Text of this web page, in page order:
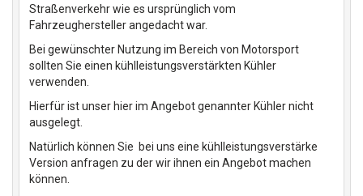
Straßenverkehr wie es ursprünglich vom
Fahrzeughersteller angedacht war.
Bei gewünschter Nutzung im Bereich von Motorsport
sollten Sie einen kühlleistungsverstärkten Kühler
verwenden.
Hierfür ist unser hier im Angebot genannter Kühler nicht
ausgelegt.
Natürlich können Sie bei uns eine kühlleistungsverstärke
Version anfragen zu der wir ihnen ein Angebot machen
können.